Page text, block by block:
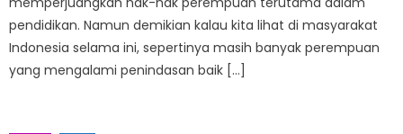
pendidikan. Namun demikian kalau kita lihat di masyarakat
Indonesia selama ini, sepertinya masih banyak perempuan
yang mengalami penindasan baik […]